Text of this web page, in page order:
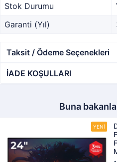
Stok Durumu
Garanti (Yıl)
Taksit / Ödeme Seçenekleri
İADE KOŞULLARI
Buna